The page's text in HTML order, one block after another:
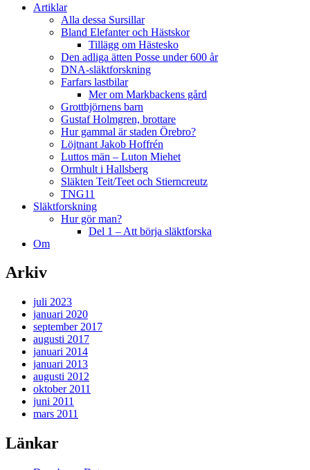
Artiklar
Alla dessa Sursillar
Bland Elefanter och Hästskor
Tillägg om Hästesko
Den adliga ätten Posse under 600 år
DNA-släktforskning
Farfars lastbilar
Mer om Markbackens gård
Grottbjörnens barn
Gustaf Holmgren, brottare
Hur gammal är staden Örebro?
Löjtnant Jakob Hoffrén
Luttos män – Luton Miehet
Ormhult i Hallsberg
Släkten Teit/Teet och Stierncreutz
TNG11
Släktforskning
Hur gör man?
Del 1 – Att börja släktforska
Om
Arkiv
juli 2023
januari 2020
september 2017
augusti 2017
januari 2014
januari 2013
augusti 2012
oktober 2011
juni 2011
mars 2011
Länkar